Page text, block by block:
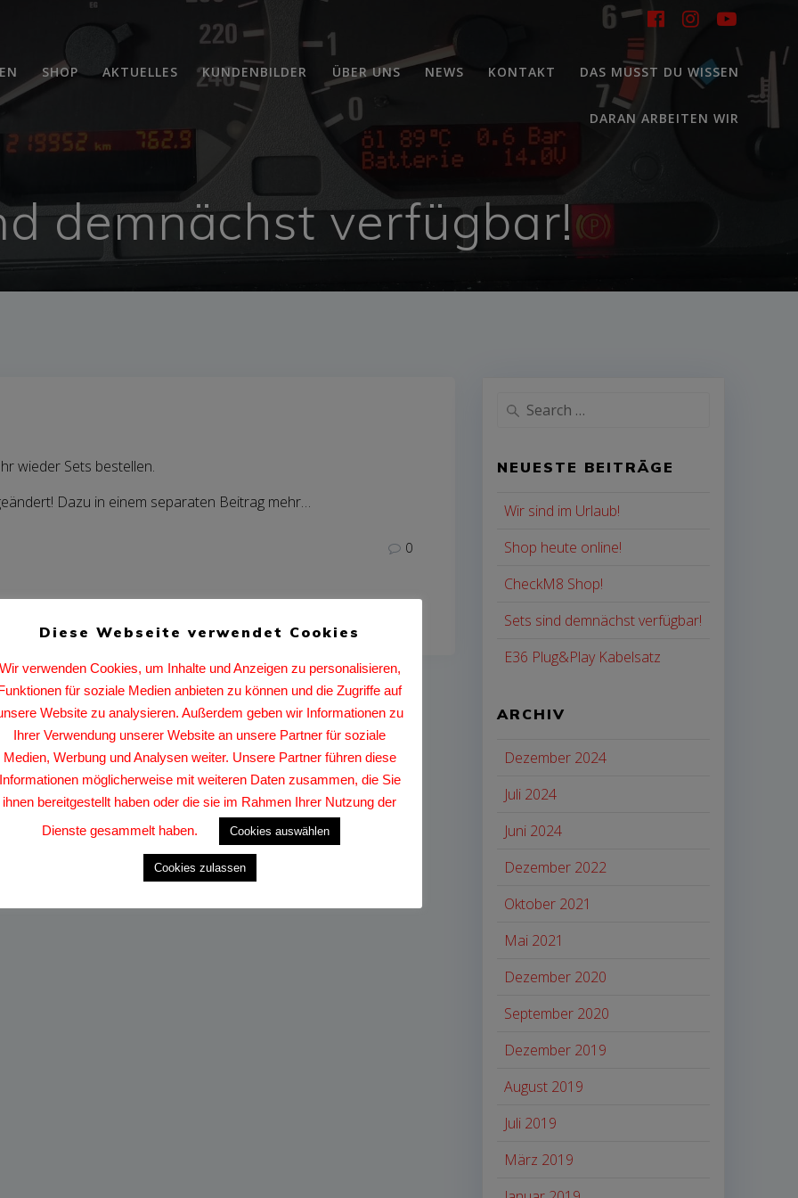
SHOP AKTUELLES KUNDENBILDER ÜBER UNS NEWS KONTAKT DAS MUSST DU WISSEN
DARAN ARBEITEN WIR
demnächst verfügbar!
wieder Sets bestellen.
Dazu in einem separaten Beitrag mehr…
0
Next:Next
CheckM8 Shop!
Search
NEUESTE BEITRÄGE
Wir sind im Urlaub!
Shop heute online!
CheckM8 Shop!
Sets sind demnächst verfügbar!
E36 Plug&Play Kabelsatz
ARCHIV
Dezember 2024
Juli 2024
Juni 2024
Dezember 2022
Oktober 2021
Mai 2021
Dezember 2020
September 2020
Dezember 2019
August 2019
Juli 2019
März 2019
Diese Webseite verwendet Cookies
Wir verwenden Cookies, um Inhalte und Anzeigen zu personalisieren,
für soziale Medien anbieten zu können und die Zugriffe auf
Website zu analysieren. Außerdem geben wir Informationen zu
Ihrer Verwendung unserer Website an unsere Partner für soziale
Medien, Werbung und Analysen weiter. Unsere Partner führen diese
Informationen möglicherweise mit weiteren Daten zusammen, die Sie
ihnen bereitgestellt haben oder die sie im Rahmen Ihrer Nutzung der
Dienste gesammelt haben.
Cookies auswählen
Cookies zulassen